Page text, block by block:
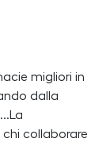
migliori in
dalla
collaborare